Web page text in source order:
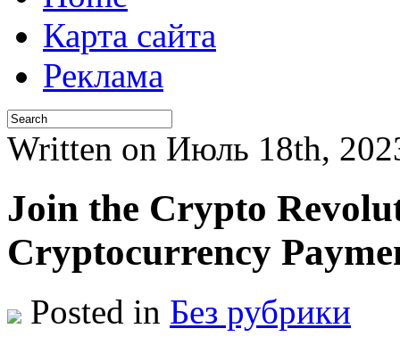
Карта сайта
Реклама
Written on Июль 18th,
Join the Crypto
Cryptocurrency
Posted in Без рубрики